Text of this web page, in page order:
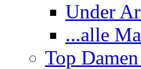
Under
...alle
Top